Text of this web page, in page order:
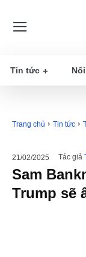
Tin tức
Trang chủ Tin tức
21/02/2025 Tác giả
Sam
Trump sẽ